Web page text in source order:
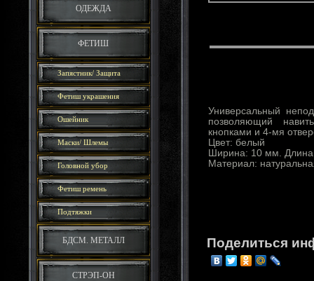
ОДЕЖДА
ФЕТИШ
Запястник/ Защита
Фетиш украшения
Ошейник
Маски/ Шлемы
Головной убор
Фетиш ремень
Подтяжки
БДСМ. МЕТАЛЛ
СТРЭП-ОН
Универсальный
позволяющий
кнопками и 4-мя
Цвет: белый
Ширина: 10 мм.
Материал:
Поделиться